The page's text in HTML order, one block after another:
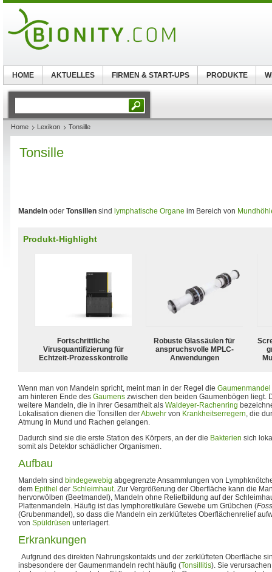
Home Lexikon Tonsille
Tonsille
Mandeln oder Tonsillen sind lymphatische Organe im Bereich von
Produkt-Highlight
Fortschrittliche
Virusquantifizierung für
Echtzeit-Prozesskontrolle
Robuste Glassäulen für
anspruchsvolle MPLC-
Anwendungen
Wenn man von Mandeln spricht, meint man in der Regel die Gaumenmandel
am hinteren Ende des Gaumens zwischen den beiden Gaumenbögen liegt.
weitere Mandeln, die in ihrer Gesamtheit als Waldeyer-Rachenring
Lokalisation dienen die Tonsillen derAbwehr von Krankheitserregern, die
Atmung in Mund und Rachen gelangen.
Dadurch sind sie die erste Station des Körpers, an der die Bakterien sich
somit als Detektor schädlicher Organismen.
Aufbau
Mandeln sind bindegewebig abgegrenzte Ansammlungen von
dem Epithel der Schleimhaut. Zur Vergrößerung der Oberfläche kann die
hervorwölben (Beetmandel), Mandeln ohne Reliefbildung auf der
Plattenmandeln. Häufig ist das lymphoretikuläre Gewebe um Grübchen (
(Grubenmandel), so dass die Mandeln ein zerklüftetes Oberflächenrelief
von Spüldrüsen unterlagert.
Erkrankungen
Aufgrund des direkten Nahrungskontakts und der zerklüfteten Oberfläche
insbesondere der Gaumenmandeln recht häufig (Tonsillitis). Sie
HOME AKTUELLES FIRMEN & START-UPS PRODUKTE